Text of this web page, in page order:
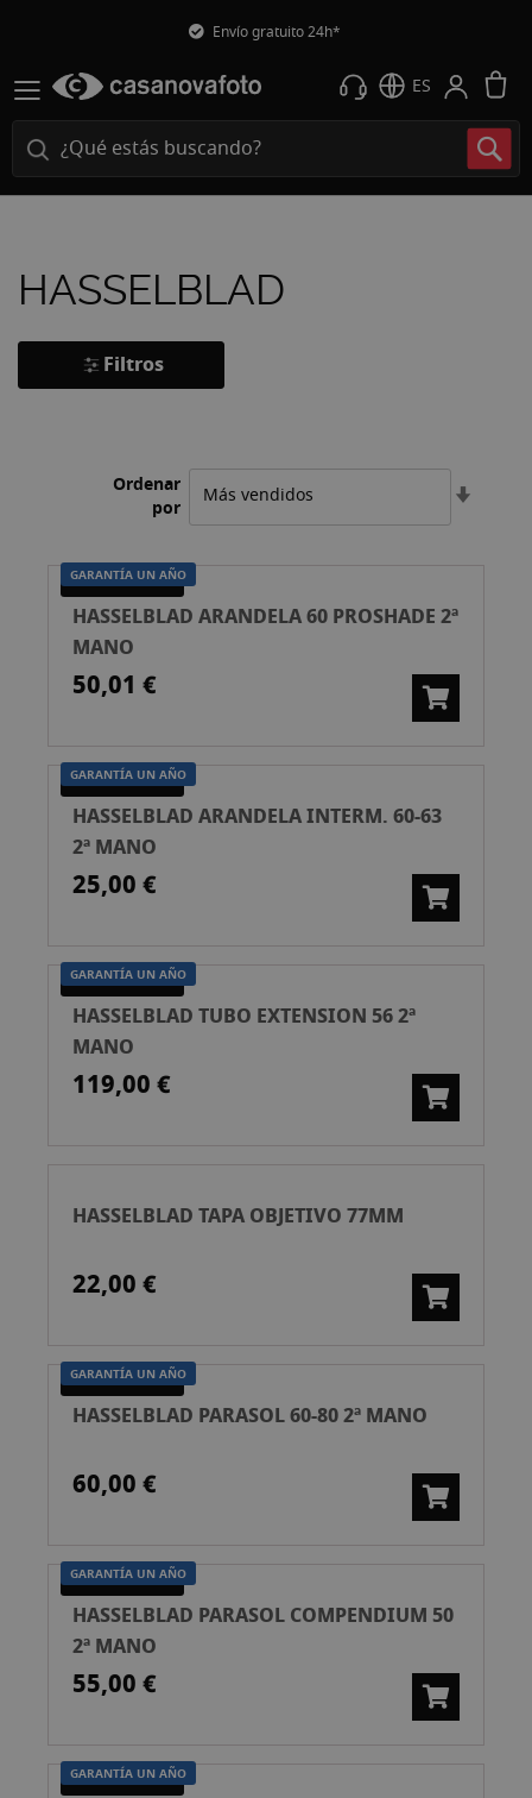
Envío gratuito 24h*
ES
HASSELBLAD
Ordenar
por
GARANTÍA UN AÑO
SEGUNDA MANO
HASSELBLAD ARANDELA 60 PROSHADE 2ª
MANO
50,01 €
GARANTÍA UN AÑO
SEGUNDA MANO
HASSELBLAD ARANDELA INTERM. 60-63
2ª MANO
25,00 €
GARANTÍA UN AÑO
SEGUNDA MANO
HASSELBLAD TUBO EXTENSION 56 2ª
MANO
119,00 €
HASSELBLAD TAPA OBJETIVO 77MM
22,00 €
GARANTÍA UN AÑO
SEGUNDA MANO
HASSELBLAD PARASOL 60-80 2ª MANO
60,00 €
GARANTÍA UN AÑO
SEGUNDA MANO
HASSELBLAD PARASOL COMPENDIUM 50
2ª MANO
55,00 €
GARANTÍA UN AÑO
SEGUNDA MANO
Filtros